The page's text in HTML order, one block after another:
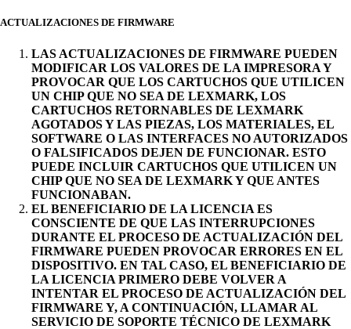
ACTUALIZACIONES DE FIRMWARE
LAS ACTUALIZACIONES DE FIRMWARE PUEDEN
MODIFICAR LOS VALORES DE LA IMPRESORA Y
PROVOCAR QUE LOS CARTUCHOS QUE UTILICEN
UN CHIP QUE NO SEA DE LEXMARK, LOS
CARTUCHOS RETORNABLES DE LEXMARK
AGOTADOS Y LAS PIEZAS, LOS MATERIALES, EL
SOFTWARE O LAS INTERFACES NO AUTORIZADOS
O FALSIFICADOS DEJEN DE FUNCIONAR. ESTO
PUEDE INCLUIR CARTUCHOS QUE UTILICEN UN
CHIP QUE NO SEA DE LEXMARK Y QUE ANTES
FUNCIONABAN.
EL BENEFICIARIO DE LA LICENCIA ES
CONSCIENTE DE QUE LAS INTERRUPCIONES
DURANTE EL PROCESO DE ACTUALIZACIÓN DEL
FIRMWARE PUEDEN PROVOCAR ERRORES EN EL
DISPOSITIVO. EN TAL CASO, EL BENEFICIARIO DE
LA LICENCIA PRIMERO DEBE VOLVER A
INTENTAR EL PROCESO DE ACTUALIZACIÓN DEL
FIRMWARE Y, A CONTINUACIÓN, LLAMAR AL
SERVICIO DE SOPORTE TÉCNICO DE LEXMARK